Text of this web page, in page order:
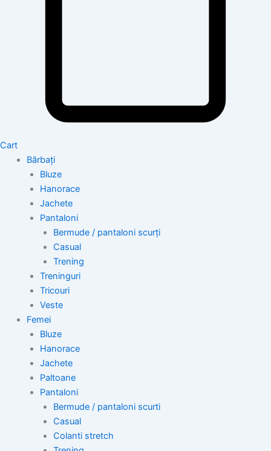
Cart
Bărbați
Bluze
Hanorace
Jachete
Pantaloni
Bermude / pantaloni scurți
Casual
Trening
Treninguri
Tricouri
Veste
Femei
Bluze
Hanorace
Jachete
Paltoane
Pantaloni
Bermude / pantaloni scurti
Casual
Colanti stretch